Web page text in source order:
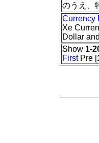
のうえ、
Currency
Xe
Dollar
Show 1-
FirstPre [